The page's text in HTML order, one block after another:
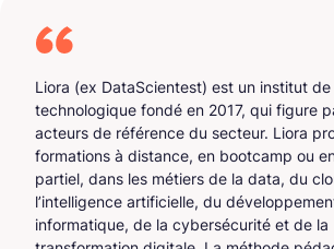
Liora (ex DataScientest) est un institut
technologique fondé en 2017, qui figure
acteurs de référence du secteur. Liora
formations à distance, en bootcamp ou
partiel, dans les métiers de la data, du
l’intelligence artificielle, du
informatique, de la cybersécurité et de la